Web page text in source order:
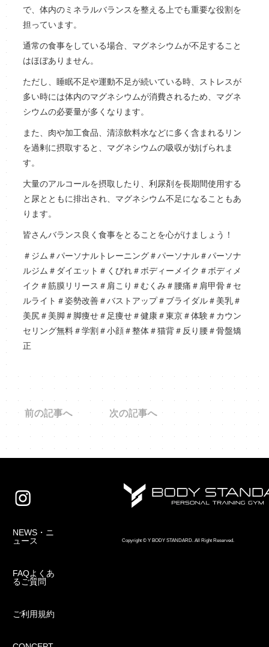
で、体内のミネラルバランスを整える上でも重要な役割を
担っています。
通常の食事をしている場合、マグネシウムが不足すること
はほぼありません。
ただし、睡眠不足や運動不足が続いている時、ストレスが
多い時には体内のマグネシウムが消費されるため、マグネ
シウムの必要量が多くなります。
また、肉や加工食品、清涼飲料水などに多く含まれるリン
を過剰に摂取すると、マグネシウムの吸収が妨げられま
す。
大量のアルコールを摂取したり、利尿剤を長期間使用する
と尿とともに排出され、マグネシウム不足になることもあ
ります。
皆さんバランス良く食事をとることを心がけましょう！
＃ジム＃パーソナルトレーニング＃パーソナル＃パーソナ
ルジム＃ダイエット＃くびれ＃ボディーメイク＃ボディメ
イク＃筋膜リリース＃肩こり＃むくみ＃腰痛＃肩甲骨＃セ
ルライト＃姿勢改善＃バストアップ＃ブライダル＃美乳＃
美尻＃美脚＃脚痩せ＃足痩せ＃健康＃東京＃体験＃カウン
セリング無料＃学割＃小顔＃整体＃猫背＃反り腰＃骨盤矯
正
前の記事へ 次の記事へ
NEWS・ニ
ュース
FAQよくあ
るご質問
ご利用規約
Copyright © Y BODY STANDARD. All Right Reserved.